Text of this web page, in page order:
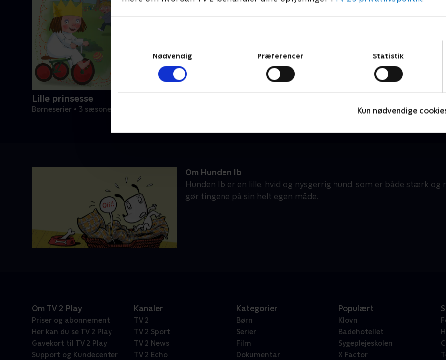
Nødvendig
Præferencer Statistik
Kun nødvendige
Lille prinsesse
Børneserier • 3 sæsoner
Om Hunden Ib
Hunden Ib er en lille, hvid og nysgerrig hund, som er både stærk
gør tingene på sin helt egen måde.
Om TV 2 Play
Priser og abonnement
Her kan du se TV 2 Play
Gavekort til TV 2 Play
Support og Kundecenter
Kanaler
TV 2
TV 2 Sport
TV 2 News
TV 2 Echo
Kategorier
Børn
Serier
Film
Dokumentar
Populært
Klovn
Badehotellet
Sygeplejeskolen
X Factor